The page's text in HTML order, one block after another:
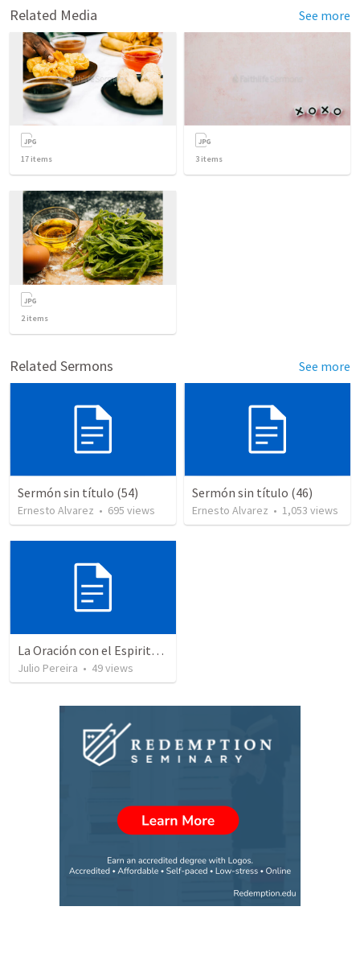
Related Media See more
17 items 3 items
2 items
Related Sermons See more
Sermón sin título (54)
Ernesto Alvarez • 695 views
Sermón sin título (46)
Ernesto Alvarez • 1,053 views
La Oración con el Espiritu Santo y el Entendimiento
Julio Pereira • 49views